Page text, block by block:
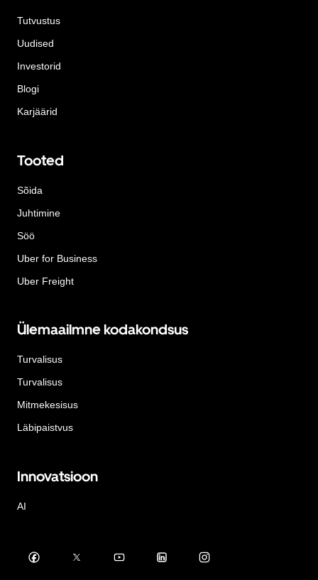
Tutvustus
Uudised
Investorid
Blogi
Karjäärid
Tooted
Sõida
Juhtimine
Söö
Uber for Business
Uber Freight
Ülemaailmne kodakondsus
Turvalisus
Turvalisus
Mitmekesisus
Läbipaistvus
Innovatsioon
AI